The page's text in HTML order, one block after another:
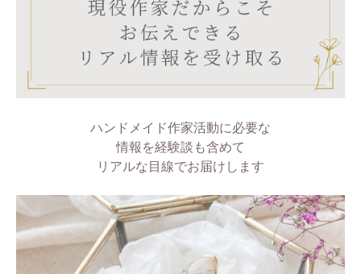
ハンドメイド作家活動に必要な
情報を経験談も含めて
リアルな目線でお届けします